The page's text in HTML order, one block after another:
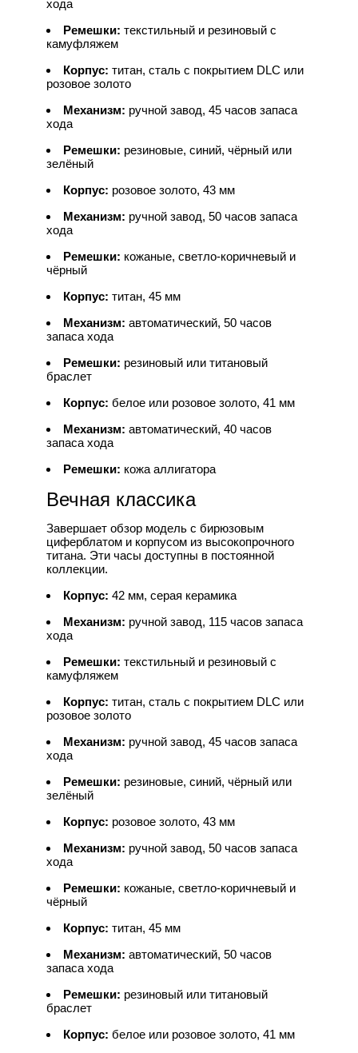
хода
Ремешки: текстильный и резиновый с
камуфляжем
Корпус: титан, сталь с покрытием DLC или
розовое золото
Механизм: ручной завод, 45 часов запаса
хода
Ремешки: резиновые, синий, чёрный или
зелёный
Корпус: розовое золото, 43 мм
Механизм: ручной завод, 50 часов запаса
хода
Ремешки: кожаные, светло-коричневый и
чёрный
Корпус: титан, 45 мм
Механизм: автоматический, 50 часов
запаса хода
Ремешки: резиновый или титановый
браслет
Корпус: белое или розовое золото, 41 мм
Механизм: автоматический, 40 часов
запаса хода
Ремешки: кожа аллигатора
Вечная классика
Завершает обзор модель с бирюзовым
циферблатом и корпусом из высокопрочного
титана. Эти часы доступны в постоянной
коллекции.
Корпус: 42 мм, серая керамика
Механизм: ручной завод, 115 часов запаса
хода
Ремешки: текстильный и резиновый с
камуфляжем
Корпус: титан, сталь с покрытием DLC или
розовое золото
Механизм: ручной завод, 45 часов запаса
хода
Ремешки: резиновые, синий, чёрный или
зелёный
Корпус: розовое золото, 43 мм
Механизм: ручной завод, 50 часов запаса
хода
Ремешки: кожаные, светло-коричневый и
чёрный
Корпус: титан, 45 мм
Механизм: автоматический, 50 часов
запаса хода
Ремешки: резиновый или титановый
браслет
Корпус: белое или розовое золото, 41 мм